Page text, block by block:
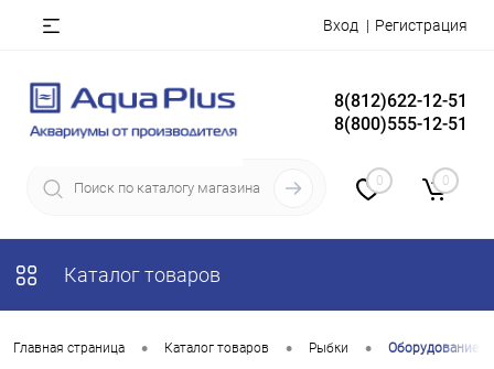
Вход Регистрация
8(812)622-12-51
8(800)555-12-51
0 0
Каталог товаров
Главная страница • Каталог товаров • Рыбки • Оборудование